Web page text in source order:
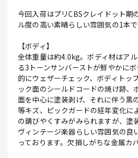
今回入荷はプリCBSクレイドット期
ル度の高い素晴らしい雰囲気の1本で
【ボディ】
全体重量は約4.0kg。ボディ材はア
る3トーンサンバーストが鮮やかに
的にウェザーチェック、ボディトッ
ック面のシールドコードの焼け跡、
面を中心に塗装剥げ、それに伴う黒
等キズ、ピックガードの経年変化に
の錆びやくすみがみられますが、塗
ヴィンテージ楽器らしい雰囲気の良
っております。欠損しがちな金属カ